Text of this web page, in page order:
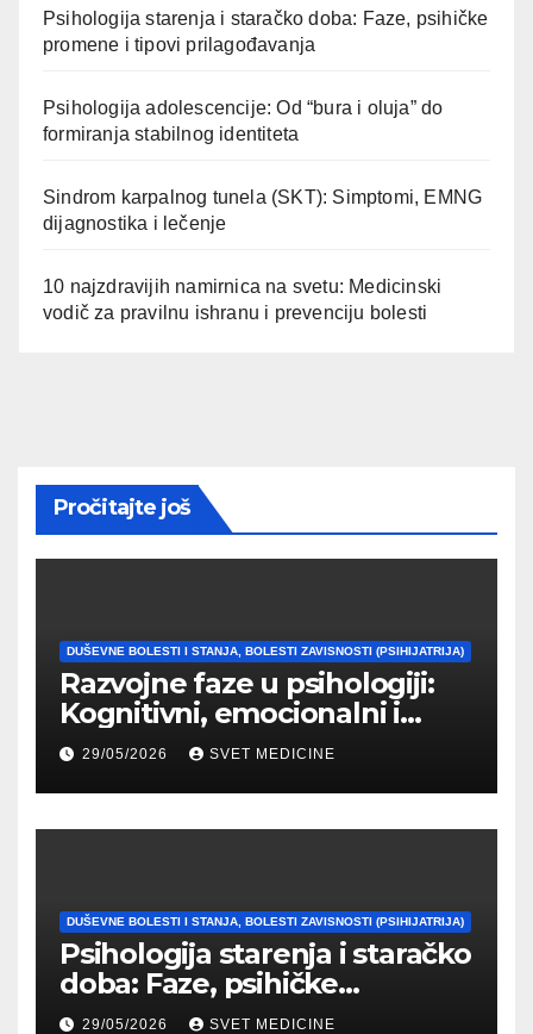
Psihologija starenja i staračko doba: Faze, psihičke
promene i tipovi prilagođavanja
Psihologija adolescencije: Od “bura i oluja” do
formiranja stabilnog identiteta
Sindrom karpalnog tunela (SKT): Simptomi, EMNG
dijagnostika i lečenje
10 najzdravijih namirnica na svetu: Medicinski
vodič za pravilnu ishranu i prevenciju bolesti
Pročitajte još
DUŠEVNE BOLESTI I STANJA, BOLESTI ZAVISNOSTI (PSIHIJATRIJA)
Razvojne faze u psihologiji:
Kognitivni, emocionalni i
moralni razvoj čoveka
29/05/2026 SVET MEDICINE
DUŠEVNE BOLESTI I STANJA, BOLESTI ZAVISNOSTI (PSIHIJATRIJA)
Psihologija starenja i staračko
doba: Faze, psihičke
promene i tipovi
29/05/2026 SVET MEDICINE